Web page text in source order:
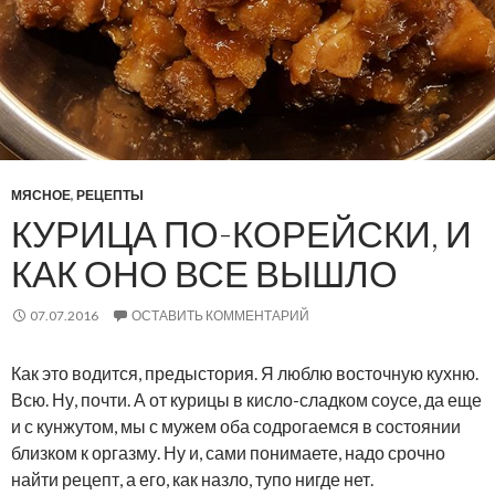
МЯСНОЕ, РЕЦЕПТЫ
КУРИЦА ПО-КОРЕЙСКИ, И
КАК ОНО ВСЕ ВЫШЛО
07.07.2016 ОСТАВИТЬ КОММЕНТАРИЙ
Как это водится, предыстория. Я люблю восточную кухню.
Всю. Ну, почти. А от курицы в кисло-сладком соусе, да еще
и с кунжутом, мы с мужем оба содрогаемся в состоянии
близком к оргазму. Ну и, сами понимаете, надо срочно
найти рецепт, а его, как назло, тупо нигде нет.